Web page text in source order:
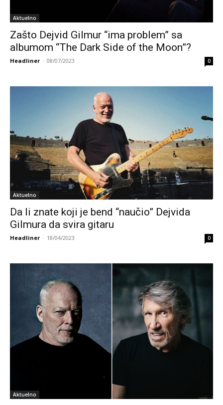
Aktuelno
Zašto Dejvid Gilmur “ima problem” sa
albumom “The Dark Side of the Moon”?
Headliner - 08/07/2023 0
Aktuelno
Da li znate koji je bend “naučio” Dejvida
Gilmura da svira gitaru
Headliner - 18/04/2023 0
Aktuelno